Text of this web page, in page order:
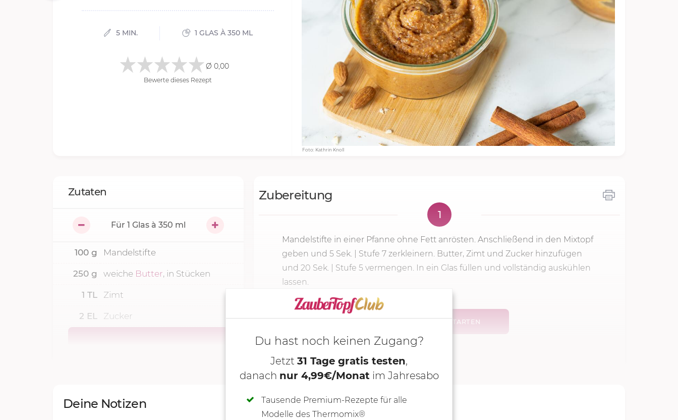
Foto: Kathrin Knoll
5 MIN. 1 GLAS À 350 ML
Ø 0,00
Bewerte dieses Rezept
Zubereitung
1
Mandelstifte in einer Pfanne ohne Fett anrösten. Anschließend in den Mixtopf
geben und 5 Sek. Stufe 7 zerkleinern. Butter, Zimt und Zucker hinzufügen
und 20 Sek. | Stufe 5 vermengen. In ein Glas füllen und vollständig auskühlen
lassen.
KOCHMODUS STARTEN
Zutaten
Für 1 Glas à 350 ml
100 g Mandelstifte
250 g weiche Butter, in Stücken
1 TL Zimt
2 EL Zucker
Deine Notizen
Du hast noch keinen Zugang?
Jetzt 31 Tage gratis testen,
danach nur 4,99€/Monat im Jahresabo
Tausende Premium-Rezepte für alle
Modelle des Thermomix®